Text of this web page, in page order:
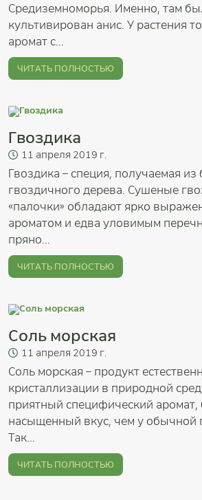
Средиземноморья. Именно, там
культивирован анис. У растения
аромат с...
ЧИТАТЬ ПОЛНОСТЬЮ
Гвоздика
11 апреля 2019 г.
Гвоздика – специя, получаемая из
гвоздичного дерева. Сушеные
«палочки» обладают ярко
ароматом и едва уловимым
пряно...
ЧИТАТЬ ПОЛНОСТЬЮ
Соль морская
11 апреля 2019 г.
Соль морская – продукт
кристаллизации в природной
приятный специфический аромат,
насыщенный вкус, чем у обычной
Так...
ЧИТАТЬ ПОЛНОСТЬЮ